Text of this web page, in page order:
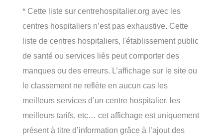
* Cette liste sur centrehospitalier.org avec les
centres hospitaliers n’est pas exhaustive. Cette
liste de centres hospitaliers, l'établissement public
de santé ou services liés peut comporter des
manques ou des erreurs. L’affichage sur le site ou
le classement ne reflète en aucun cas les
meilleurs services d’un centre hospitalier, les
meilleurs tarifs, etc… cet affichage est uniquement
présent à titre d’information grâce à l’ajout des